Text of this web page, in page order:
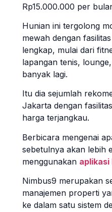
Rp15.000.000 per
Hunian ini tergolong
mewah dengan
lengkap, mulai dari
lapangan tenis,
banyak lagi.
Itu dia sejumlah
Jakarta dengan
harga terjangkau.
Berbicara mengenai
sebetulnya akan lebih
menggunakan aplikasi
Nimbus9 merupakan
manajemen properti
ke dalam satu sistem